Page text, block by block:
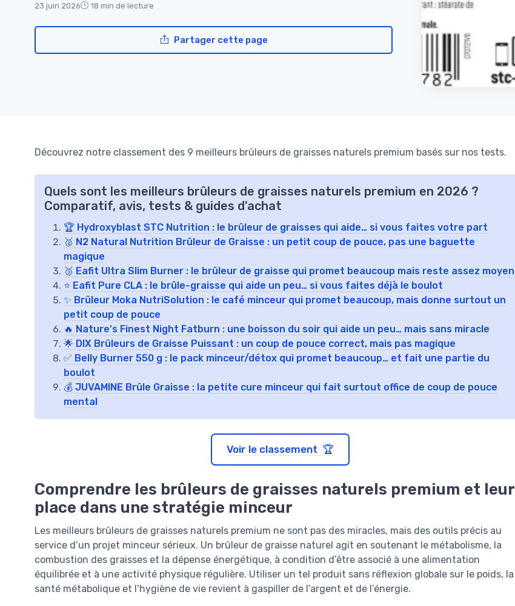
23 juin 2026 18 min de lecture
Partager cette page
Découvrez notre classement des 9 meilleurs brûleurs de graisses naturels premium basés sur nos tests.
Quels sont les meilleurs brûleurs de graisses naturels premium en 2026 ?
Comparatif, avis, tests & guides d'achat
🏆 Hydroxyblast STC Nutrition : le brûleur de graisses qui aide… si vous faites votre part
🥈 N2 Natural Nutrition Brûleur de Graisse : un petit coup de pouce, pas une baguette
magique
🥉 Eafit Ultra Slim Burner : le brûleur de graisse qui promet beaucoup mais reste assez moyen
⭐ Eafit Pure CLA : le brûle-graisse qui aide un peu… si vous faites déjà le boulot
✨ Brûleur Moka NutriSolution : le café minceur qui promet beaucoup, mais donne surtout un
petit coup de pouce
🔥 Nature's Finest Night Fatburn : une boisson du soir qui aide un peu… mais sans miracle
🌟 DIX Brûleurs de Graisse Puissant : un coup de pouce correct, mais pas magique
✅ Belly Burner 550 g : le pack minceur/détox qui promet beaucoup… et fait une partie du
boulot
💰 JUVAMINE Brûle Graisse : la petite cure minceur qui fait surtout office de coup de pouce
mental
Voir le classement 🏆
Comprendre les brûleurs de graisses naturels premium et leur
place dans une stratégie minceur
Les meilleurs brûleurs de graisses naturels premium ne sont pas des miracles, mais des outils précis au
service d’un projet minceur sérieux. Un brûleur de graisse naturel agit en soutenant le métabolisme, la
combustion des graisses et la dépense énergétique, à condition d’être associé à une alimentation
équilibrée et à une activité physique régulière. Utiliser un tel produit sans réflexion globale sur le poids, la
santé métabolique et l’hygiène de vie revient à gaspiller de l’argent et de l’énergie.